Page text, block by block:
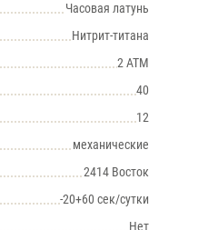
Часовая латунь
Нитрит-титана
2 АТМ
40
12
механические
2414 Восток
-20+60 сек/сутки
Нет